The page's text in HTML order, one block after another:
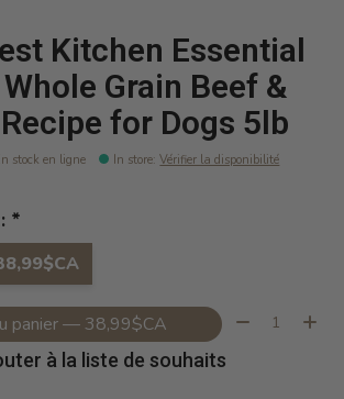
Kitchen Essential
Grain Beef &
for Dogs 5lb
stock en ligne In store:Vérifier la disponibilité
*
Ajouter au panier — 38,99$CA Quantité:
à la liste de souhaits